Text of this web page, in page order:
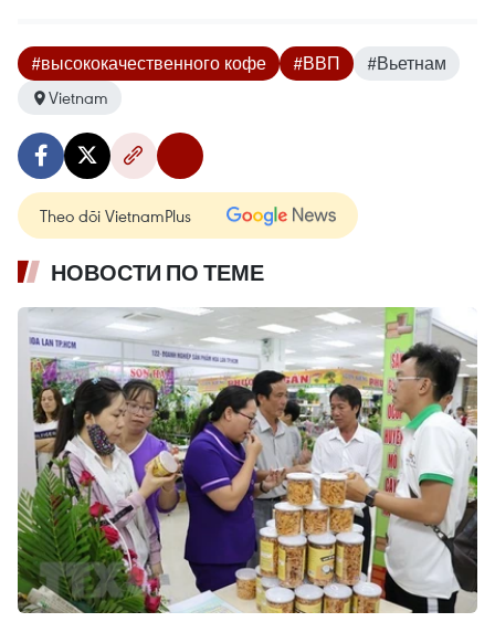
#высококачественного кофе #ВВП
#Вьетнам
Vietnam
Theo dõi VietnamPlus
НОВОСТИ ПО ТЕМЕ